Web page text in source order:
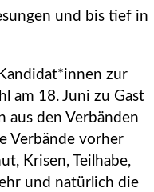
und bis tief in
zur
am 18. Juni zu Gast
aus den Verbänden
Verbände vorher
Krisen, Teilhabe,
und natürlich die